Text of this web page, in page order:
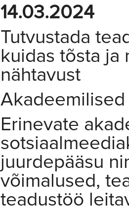
14.03.2024
Tutvustada
kuidas tõsta ja
nähtavust
Erinevate
juurdepääsu
võimalused,
teadustöö